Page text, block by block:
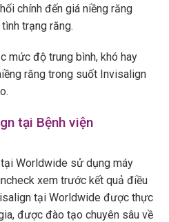
chính đến giá niềng răng
trạng răng.
mức độ trung bình, khó hay
răng trong suốt Invisalign
tại Bệnh viện
Worldwide sử dụng máy
xem trước kết quả điều
tại Worldwide được thực
được đào tạo chuyên sâu về